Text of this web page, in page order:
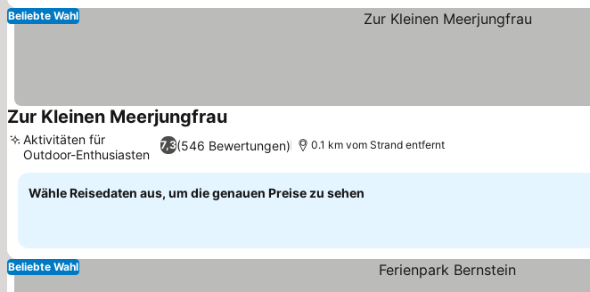
Beliebte Wahl
Zur Kleinen MeerjungfrauPreise sehen
7,3(546 Bewertungen)
Aktivitäten für
Outdoor-Enthusiasten
0.1 km vom Strand entfernt
Wähle Reisedaten aus, um die genauen Preise zu sehen
Beliebte Wahl